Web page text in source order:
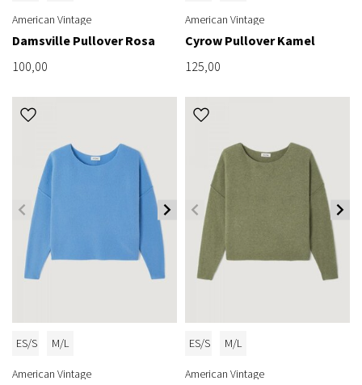
American Vintage
Damsville Pullover Rosa
100,00
American Vintage
Cyrow Pullover Kamel
125,00
ES/S M/L
American Vintage
ES/S M/L
American Vintage